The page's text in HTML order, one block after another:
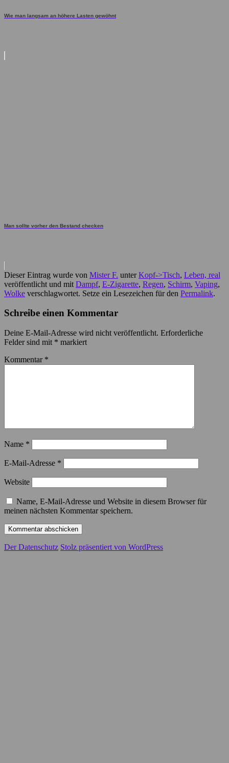
Wie man langsam an höhere Lasten gewöhnt
Man sollte vorher den Bestand checken
Dieser Eintrag wurde von Mister F. unterKopf->Tisch, Leben, real
veröffentlicht und mit Dampf, E-Zigarette, Regen, Schirm, Vaping,
Wolke verschlagwortet. Setze ein Lesezeichen für den Permalink.
Schreibe einen Kommentar
Deine E-Mail-Adresse wird nicht veröffentlicht. Erforderliche
Felder sind mit * markiert
Kommentar *
Name *
E-Mail-Adresse *
Website
Name, E-Mail-Adresse und Website in diesem Browser für
meinen nächsten Kommentar speichern.
Der Datenschutz Stolz präsentiert von WordPress